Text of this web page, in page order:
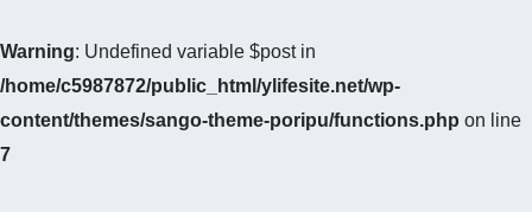
Warning: Undefined variable $post in
/home/c5987872/public_html/ylifesite.net/wp-
content/themes/sango-theme-poripu/functions.php on line
7